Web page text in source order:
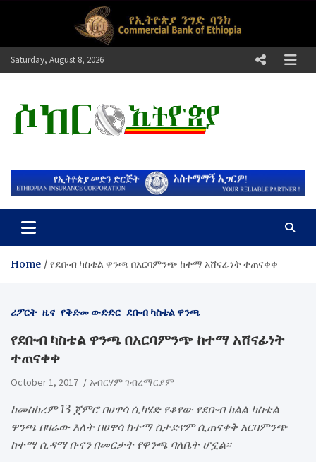
Saturday, August 8, 2026
ሶከር ኢትዮጵያ
Home ​የደቡብ ካስቴል ዋንጫ በአርባምንጭ ከተማ አሸናፊነት ተጠናቀቀ
ሪፖርት ዜና የቅድመ ውድድር ደቡብ ካስቴል ዋንጫ
​የደቡብ ካስቴል ዋንጫ በአርባምንጭ ከተማ አሸናፊነት
ተጠናቀቀ
October 1, 2017 አብርሃም ገብረማርያም
ከመስከረም 13 ጀምሮ በሀዋሳ ሲካሄድ የቆየው የደቡብ ክልል ካስቴል
ዋንጫ በዛሬው እለት በሀዋሳ ከተማ ስታድየም ሲጠናቀቅ አርባምንጭ
ከተማ ሲዳማ ቡናን በመርታት የዋንጫ ባለቤት ሆኗል፡፡